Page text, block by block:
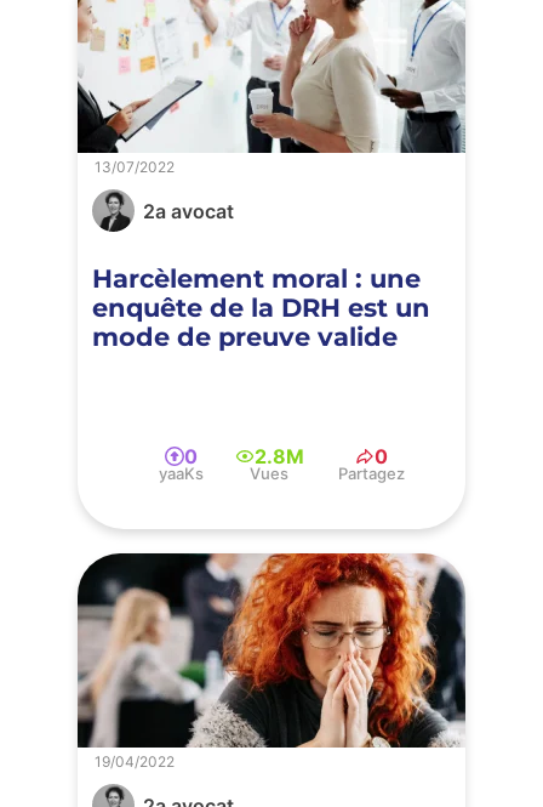
2a avocat
Harcèlement moral : une
enquête de la DRH est un
mode de preuve valide
13/07/2022
0
yaaKs
2.8M
Vues
0
Partagez
19/04/2022